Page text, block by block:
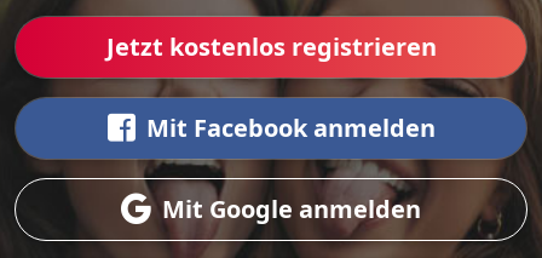
Jetzt kostenlos registrieren
Mit Facebook anmelden
Mit Google anmelden